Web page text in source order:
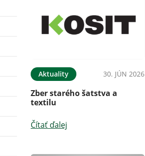
Aktuality 30. JÚN 2026
Zber starého šatstva a
textilu
Čítať ďalej